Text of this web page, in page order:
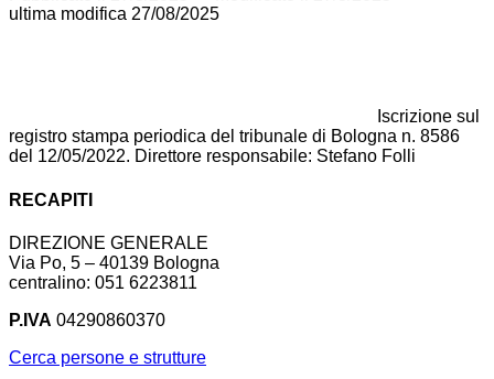
ultima modifica 27/08/2025
Iscrizione sul
registro stampa periodica del tribunale di Bologna n. 8586
del 12/05/2022. Direttore responsabile: Stefano Folli
RECAPITI
DIREZIONE GENERALE
Via Po, 5 – 40139 Bologna
centralino: 051 6223811
P.IVA 04290860370
Cerca persone e strutture